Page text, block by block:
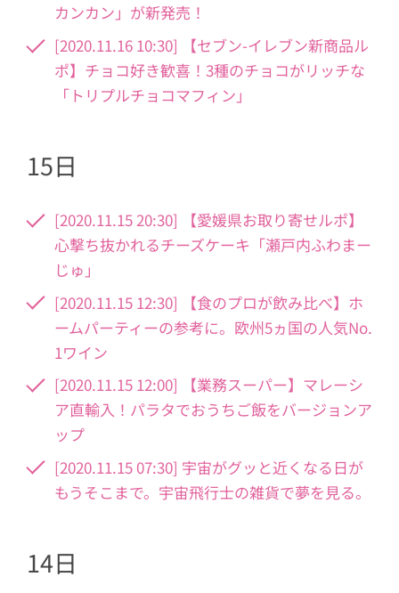
カンカン」が新発売！
[2020.11.16 10:30] 【セブン-イレブン新商品ル
ポ】チョコ好き歓喜！3種のチョコがリッチな
「トリプルチョコマフィン」
15日
[2020.11.15 20:30] 【愛媛県お取り寄せルポ】
心撃ち抜かれるチーズケーキ「瀬戸内ふわまー
じゅ」
[2020.11.15 12:30] 【食のプロが飲み比べ】ホ
ームパーティーの参考に。欧州5ヵ国の人気No.
1ワイン
[2020.11.15 12:00] 【業務スーパー】マレーシ
ア直輸入！パラタでおうちご飯をバージョンア
ップ
[2020.11.15 07:30] 宇宙がグッと近くなる日が
もうそこまで。宇宙飛行士の雑貨で夢を見る。
14日